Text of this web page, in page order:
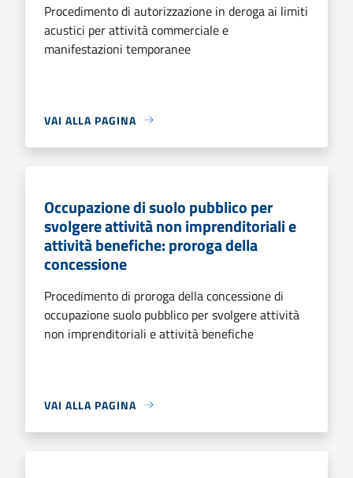
Procedimento di autorizzazione in deroga ai limiti
acustici per attività commerciale e
manifestazioni temporanee
VAI ALLA PAGINA
Occupazione di suolo pubblico per
svolgere attività non imprenditoriali e
attività benefiche: proroga della
concessione
Procedimento di proroga della concessione di
occupazione suolo pubblico per svolgere attività
non imprenditoriali e attività benefiche
VAI ALLA PAGINA